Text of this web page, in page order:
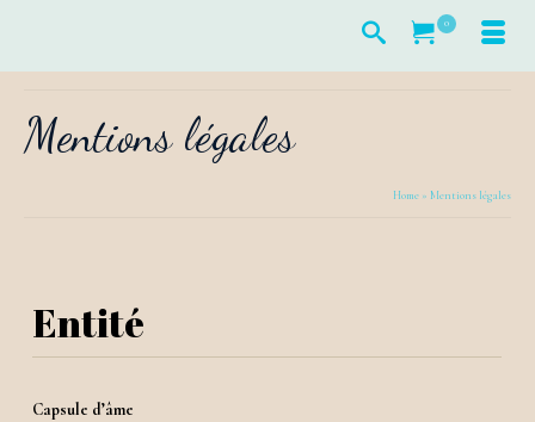
0
Mentions légales
Home » Mentions légales
Entité
Capsule d’âme